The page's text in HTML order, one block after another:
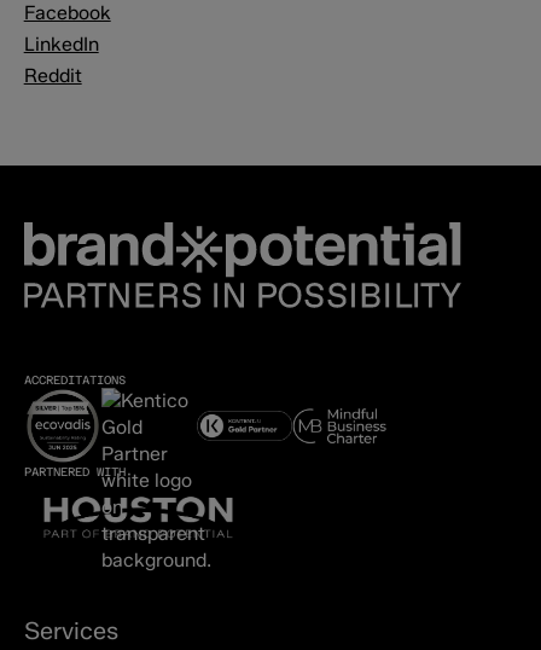
Facebook
LinkedIn
Reddit
ACCREDITATIONS
PARTNERED WITH
Services